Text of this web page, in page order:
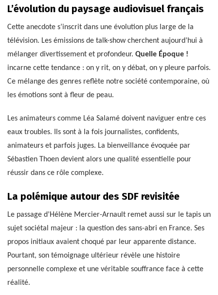
L’évolution du paysage audiovisuel français
Cette anecdote s’inscrit dans une évolution plus large de la
télévision. Les émissions de talk-show cherchent aujourd’hui à
mélanger divertissement et profondeur. Quelle Époque !
incarne cette tendance : on y rit, on y débat, on y pleure parfois.
Ce mélange des genres reflète notre société contemporaine, où
les émotions sont à fleur de peau.
Les animateurs comme Léa Salamé doivent naviguer entre ces
eaux troubles. Ils sont à la fois journalistes, confidents,
animateurs et parfois juges. La bienveillance évoquée par
Sébastien Thoen devient alors une qualité essentielle pour
réussir dans ce rôle complexe.
La polémique autour des SDF revisitée
Le passage d’Hélène Mercier-Arnault remet aussi sur le tapis un
sujet sociétal majeur : la question des sans-abri en France. Ses
propos initiaux avaient choqué par leur apparente distance.
Pourtant, son témoignage ultérieur révèle une histoire
personnelle complexe et une véritable souffrance face à cette
réalité.